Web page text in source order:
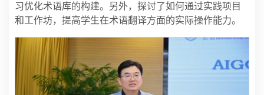
习优化术语库的构建。另外，探讨了如何通过实践项目
和工作坊，提高学生在术语翻译方面的实际操作能力。